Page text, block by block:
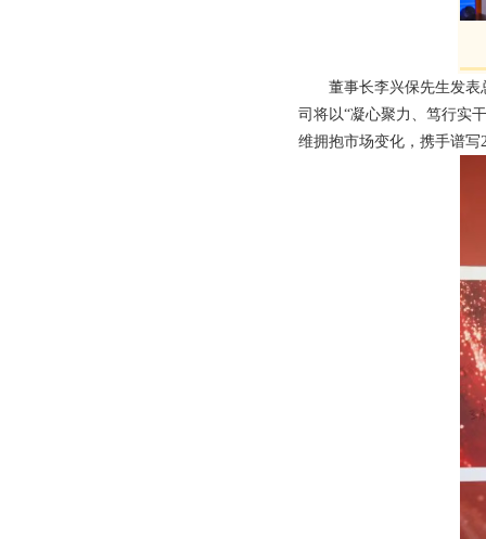
董事长李兴保先生发
司将以“凝心聚力、笃行实
维拥抱市场变化，携手谱写